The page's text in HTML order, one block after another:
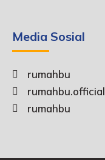
Media Sosial
rumahbu
rumahbu.official
rumahbu